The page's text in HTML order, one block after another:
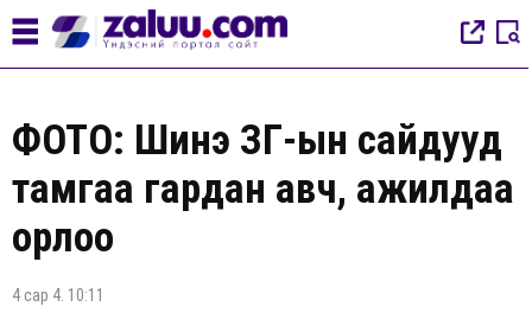
ФОТО: Шинэ ЗГ-ын сайдууд
тамгаа гардан авч, ажилдаа
орлоо
4 сар 4. 10:11